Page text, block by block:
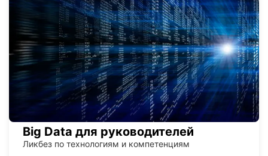
Big Data для руководителей
Ликбез по технологиям и компетенциям